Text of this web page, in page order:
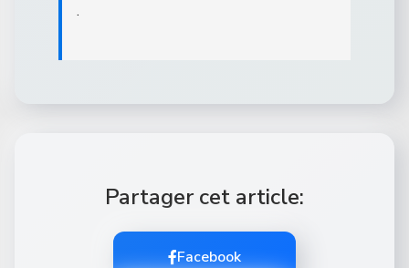
.
Partager cet article:
Facebook